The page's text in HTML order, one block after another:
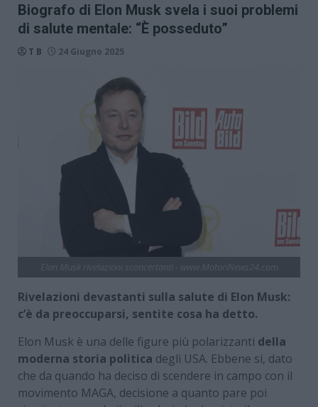
Biografo di Elon Musk svela i suoi problemi
di salute mentale: “È posseduto”
T B 24 Giugno 2025
Rivelazioni devastanti sulla salute di Elon Musk:
c’è da preoccuparsi, sentite cosa ha detto.
Elon Musk è una delle figure più polarizzanti della
moderna storia politica degli USA. Ebbene si, dato
che da quando ha deciso di scendere in campo con il
movimento MAGA, decisione a quanto pare poi